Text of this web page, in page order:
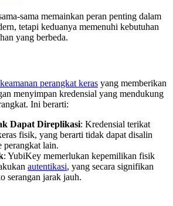
sama memainkan peran penting dalam
tetapi keduanya memenuhi kebutuhan
yang berbeda.
perangkat keras yang memberikan
menyimpan kredensial yang mendukung
Ini berarti:
Dapat Direplikasi: Kredensial terikat
fisik, yang berarti tidak dapat disalin
perangkat lain.
: YubiKey memerlukan kepemilikan fisik
autentikasi, yang secara signifikan
serangan jarak jauh.